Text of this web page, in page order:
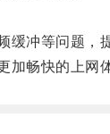
冲等问题，
畅快的上网体